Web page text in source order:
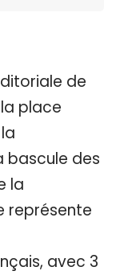
de
place
bascule des
la
représente
avec 3